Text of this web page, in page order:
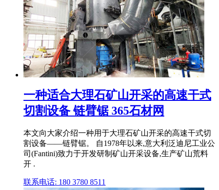
一种适合大理石矿山开采的高速干式
切割设备 链臂锯 365石材网
本文向大家介绍一种用于大理石矿山开采的高速干式切
割设备——链臂锯。 自1978年以来,意大利泛迪尼工业公
司(Fantini)致力于开发研制矿山开采设备,生产矿山荒料
开 .
联系电话: 180 3780 8511